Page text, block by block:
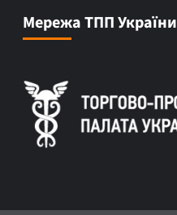
Мережа ТПП України